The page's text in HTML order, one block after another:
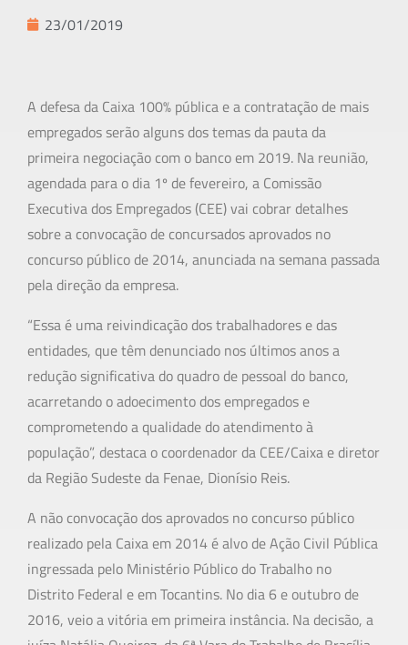
23/01/2019
A defesa da Caixa 100% pública e a contratação de mais
empregados serão alguns dos temas da pauta da
primeira negociação com o banco em 2019. Na reunião,
agendada para o dia 1º de fevereiro, a Comissão
Executiva dos Empregados (CEE) vai cobrar detalhes
sobre a convocação de concursados aprovados no
concurso público de 2014, anunciada na semana passada
pela direção da empresa.
“Essa é uma reivindicação dos trabalhadores e das
entidades, que têm denunciado nos últimos anos a
redução significativa do quadro de pessoal do banco,
acarretando o adoecimento dos empregados e
comprometendo a qualidade do atendimento à
população”, destaca o coordenador da CEE/Caixa e diretor
da Região Sudeste da Fenae, Dionísio Reis.
A não convocação dos aprovados no concurso público
realizado pela Caixa em 2014 é alvo de Ação Civil Pública
ingressada pelo Ministério Público do Trabalho no
Distrito Federal e em Tocantins. No dia 6 e outubro de
2016, veio a vitória em primeira instância. Na decisão, a